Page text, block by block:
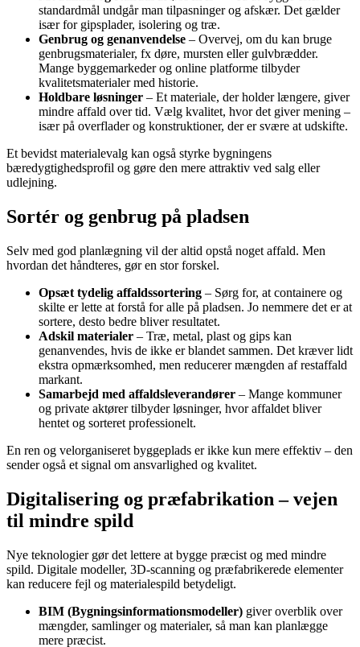
standardmål undgår man tilpasninger og afskær. Det gælder
især for gipsplader, isolering og træ.
Genbrug og genanvendelse – Overvej, om du kan bruge
genbrugsmaterialer, fx døre, mursten eller gulvbrædder.
Mange byggemarkeder og online platforme tilbyder
kvalitetsmaterialer med historie.
Holdbare løsninger – Et materiale, der holder længere, giver
mindre affald over tid. Vælg kvalitet, hvor det giver mening –
især på overflader og konstruktioner, der er svære at udskifte.
Et bevidst materialevalg kan også styrke bygningens
bæredygtighedsprofil og gøre den mere attraktiv ved salg eller
udlejning.
Sortér og genbrug på pladsen
Selv med god planlægning vil der altid opstå noget affald. Men
hvordan det håndteres, gør en stor forskel.
Opsæt tydelig affaldssortering – Sørg for, at containere og
skilte er lette at forstå for alle på pladsen. Jo nemmere det er at
sortere, desto bedre bliver resultatet.
Adskil materialer – Træ, metal, plast og gips kan
genanvendes, hvis de ikke er blandet sammen. Det kræver lidt
ekstra opmærksomhed, men reducerer mængden af restaffald
markant.
Samarbejd med affaldsleverandører – Mange kommuner
og private aktører tilbyder løsninger, hvor affaldet bliver
hentet og sorteret professionelt.
En ren og velorganiseret byggeplads er ikke kun mere effektiv – den
sender også et signal om ansvarlighed og kvalitet.
Digitalisering og præfabrikation – vejen
til mindre spild
Nye teknologier gør det lettere at bygge præcist og med mindre
spild. Digitale modeller, 3D-scanning og præfabrikerede elementer
kan reducere fejl og materialespild betydeligt.
BIM (Bygningsinformationsmodeller) giver overblik over
mængder, samlinger og materialer, så man kan planlægge
mere præcist.